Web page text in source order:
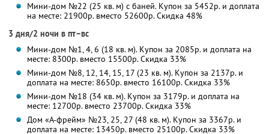
Мини-дом №22 (25 кв. м) с баней. Купон за 5452р. и доплата
на месте: 21900р. вместо 52600р. Скидка 48%
3 дня/2 ночи в пт–вс
Мини-дом №1, 4, 6 (18 кв. м). Купон за 2085р. и доплата на
месте: 8300р. вместо 15500р. Скидка 33%
Мини-дом №8, 12, 14, 15, 17 (23 кв. м). Купон за 2137р. и
доплата на месте: 8650р. вместо 16100р. Скидка 33%
Мини-дом №18 (34 кв. м). Купон за 3179р. и доплата на
месте: 12700р. вместо 23700р. Скидка 33%
Дом «А-фрейм» №23, 25, 27 (48 кв. м). Купон за 3367р. и
доплата на месте: 13450р. вместо 25100р. Скидка 33%